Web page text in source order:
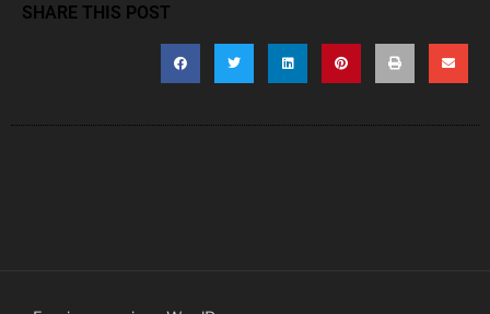
SHARE THIS POST